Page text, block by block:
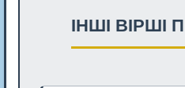
ІНШІ ВІРШІ